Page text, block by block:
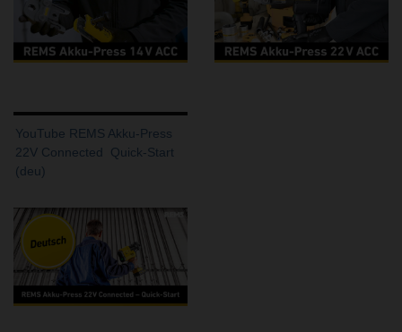
YouTube REMS Akku-Press
22V Connected  Quick-Start
(deu)